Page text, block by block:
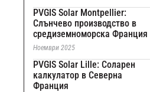
PVGIS Solar Montpellier:
Слънчево производство в
средиземноморска Франция
Ноември 2025
PVGIS Solar Lille: Соларен
калкулатор в Северна
Франция